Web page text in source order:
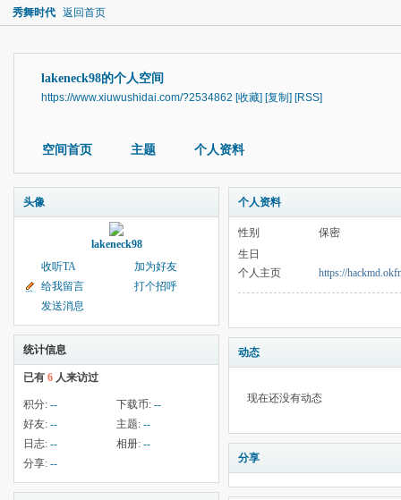
秀舞时代 返回首页
lakeneck98的个人空间
https://www.xiuwushidai.com/?2534862 [收藏] [复制] [RSS]
空间首页 主题 个人资料
头像
lakeneck98
收听TA
加为好友
给我留言
打个招呼
发送消息
统计信息
已有 6 人来访过
积分: -- 下载币: --
好友: -- 主题: --
日志: -- 相册: --
分享: --
个人资料
性别
保密
生日
个人主页
https://
动态
现在还没有动态
分享